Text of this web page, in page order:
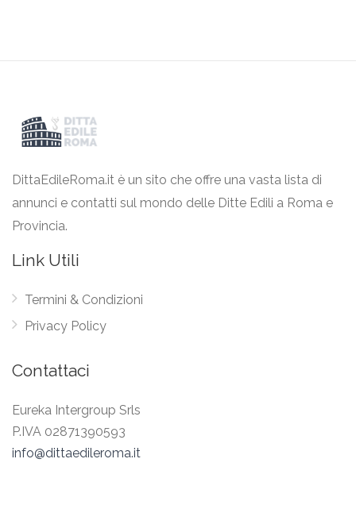
DittaEdileRoma.it è un sito che offre una vasta lista di
annunci e contatti sul mondo delle Ditte Edili a Roma e
Provincia.
Link Utili
Termini & Condizioni
Privacy Policy
Contattaci
Eureka Intergroup Srls
P.IVA 02871390593
info@dittaedileroma.it